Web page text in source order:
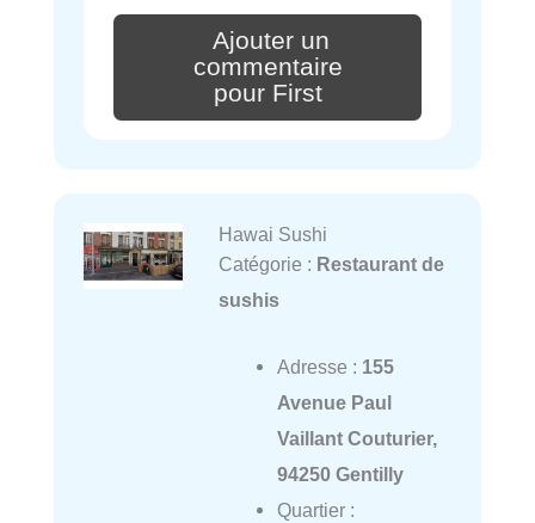
Ajouter un
commentaire
pour First
Hawai Sushi
Catégorie : Restaurant de
sushis
Adresse : 155
Avenue Paul
Vaillant Couturier,
94250 Gentilly
Quartier :